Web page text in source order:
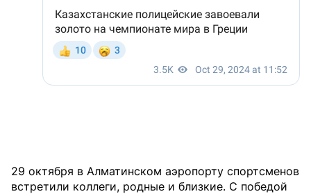
29 октября в Алматинском аэропорту спортсменов
встретили коллеги, родные и близкие. С победой